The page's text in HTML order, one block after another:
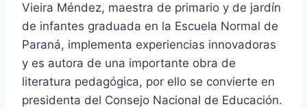
Vieira Méndez, maestra de primario y de jardín
de infantes graduada en la Escuela Normal de
Paraná, implementa experiencias innovadoras
y es autora de una importante obra de
literatura pedagógica, por ello se convierte en
presidenta del Consejo Nacional de Educación.